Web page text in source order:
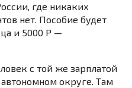
где никаких
нет. Пособие будет
и 5000 Р —
с той же зарплатой
округе. Там